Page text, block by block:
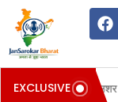
EXCLUSIVE
माना गया तो होगी